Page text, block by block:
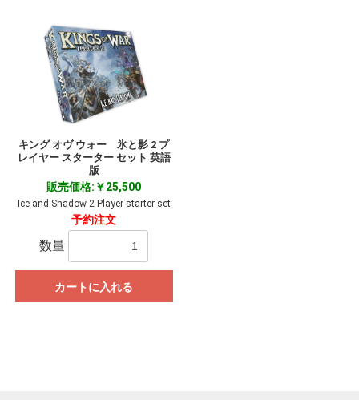
キング オヴ ウォー 氷と影 2 プ
レイヤー スターター セット 英語
版
販売価格:￥25,500
Ice and Shadow 2-Player starter set
予約注文
数量
カートに入れる